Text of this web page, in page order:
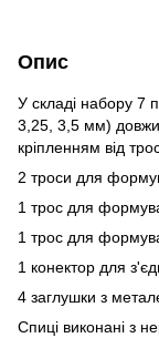
Опис
У складі набору 7
3,25, 3,5 мм)
кріпленням від
2 троси для
1 трос для
1 трос для
1 конектор для
4 заглушки з
Спиці виконані з